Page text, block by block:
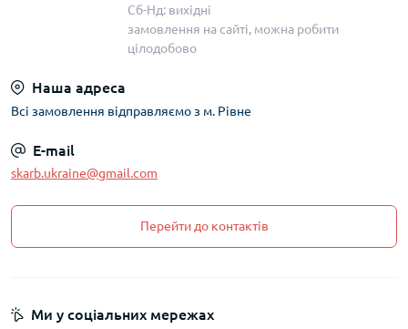
Сб-Нд: вихідні
замовлення на сайті, можна робити
цілодобово
Наша адреса
Всі замовлення відправляємо з м. Рівне
E-mail
skarb.ukraine@gmail.com
Перейти до контактів
Ми у соціальних мережах